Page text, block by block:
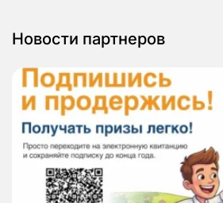
Новости партнеров